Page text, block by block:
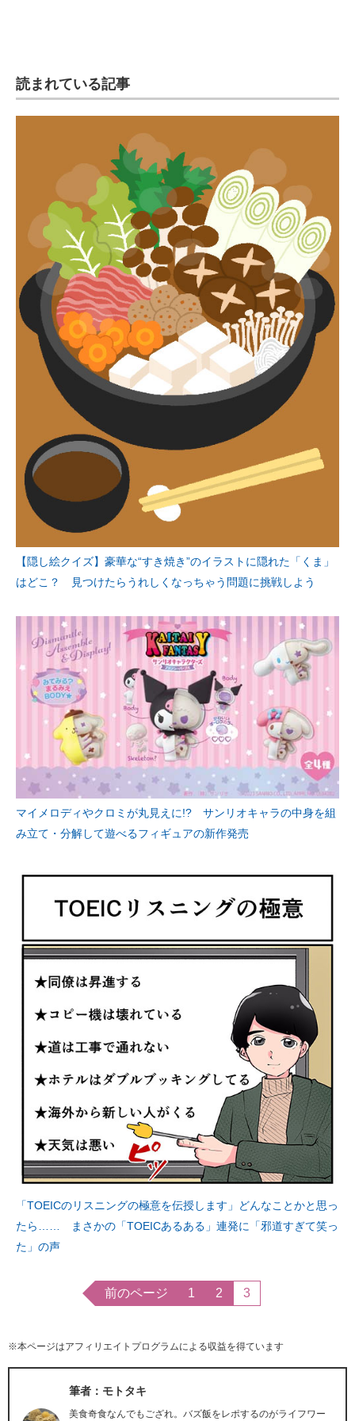
製造業のIT導入・活用を支援
エレクトロニクス専門サイト
電子設計の基本と応用
エネルギーの専門メディア
建設×テクノロジーの最前線
ちょっと気になるネットの話題
読まれている記事
【隠し絵クイズ】豪華な“すき焼き”のイラストに隠れた「くま」
はどこ？ 見つけたらうれしくなっちゃう問題に挑戦しよう
マイメロディやクロミが丸見えに!? サンリオキャラの中身を組
み立て・分解して遊べるフィギュアの新作発売
「TOEICのリスニングの極意を伝授します」どんなことかと思っ
たら…… まさかの「TOEICあるある」連発に「邪道すぎて笑っ
た」の声
前のページ 1 2 3
※本ページはアフィリエイトプログラムによる収益を得ています
筆者：モトタキ
美食奇食なんでもござれ。バズ飯をレポするのがライフワー